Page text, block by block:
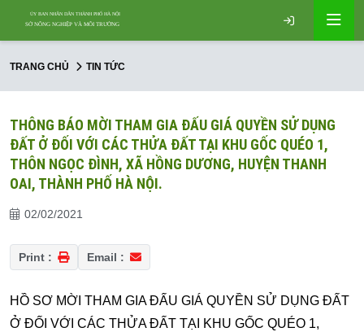
TRANG CHỦ TIN TỨC
THÔNG BÁO MỜI THAM GIA ĐẤU GIÁ QUYỀN SỬ DỤNG
ĐẤT Ở ĐỐI VỚI CÁC THỬA ĐẤT TẠI KHU GỐC QUÉO 1,
THÔN NGỌC ĐÌNH, XÃ HỒNG DƯƠNG, HUYỆN THANH
OAI, THÀNH PHỐ HÀ NỘI.
02/02/2021
Print : Email :
HỒ SƠ MỜI THAM GIA ĐẤU GIÁ QUYỀN SỬ DỤNG ĐẤT
Ở ĐỐI VỚI CÁC THỬA ĐẤT TẠI KHU GỐC QUÉO 1,